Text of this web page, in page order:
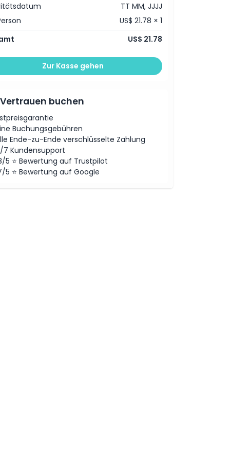
TT MM, JJJJ
US$ 21.78 × 1
US$ 21.78
Zur Kasse gehen
buchen
Buchungsgebühren
Ende-zu-Ende verschlüsselte Zahlung
7 Kundensupport
5 ⭐ Bewertung auf Trustpilot
5 ⭐ Bewertung auf Google